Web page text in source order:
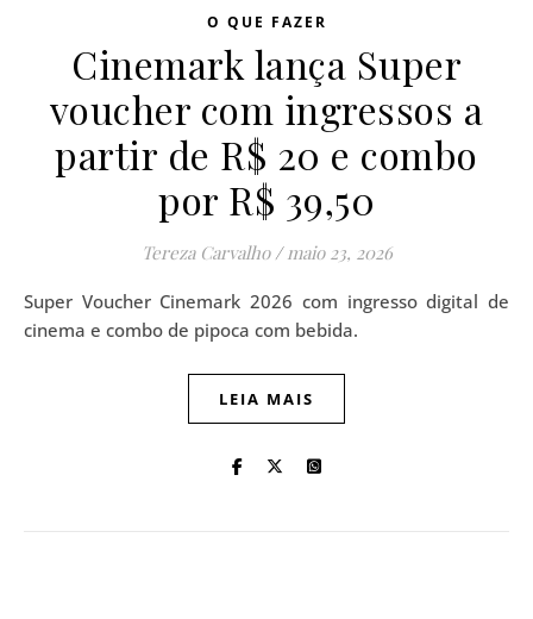
O QUE FAZER
Cinemark lança Super
voucher com ingressos a
partir de R$ 20 e combo
por R$ 39,50
Tereza Carvalho / maio 23, 2026
Super Voucher Cinemark 2026 com ingresso digital de
cinema e combo de pipoca com bebida.
LEIA MAIS